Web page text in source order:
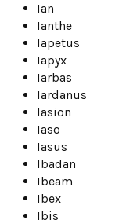
Ian
Ianthe
Iapetus
Iapyx
Iarbas
Iardanus
Iasion
Iaso
Iasus
Ibadan
Ibeam
Ibex
Ibis